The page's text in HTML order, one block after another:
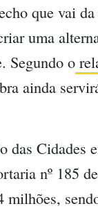
que vai
uma
Segundo o
ainda
Cidades
nº 185
milhões,